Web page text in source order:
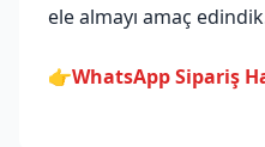
ele almayı amaç
👉WhatsApp Sipariş